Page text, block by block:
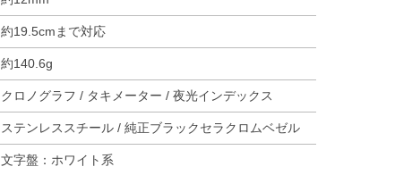
約19.5cmまで対応
約140.6g
クロノグラフ / タキメーター / 夜光インデックス
ステンレススチール / 純正ブラックセラクロムベゼル
文字盤：ホワイト系